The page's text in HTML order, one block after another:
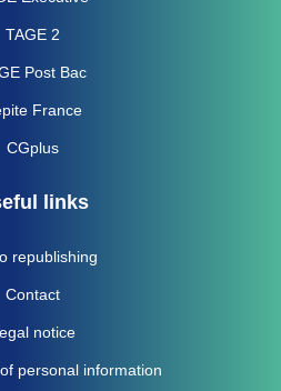
TAGE 2
Post Bac
France
CGplus
links
republishing
Contact
notice
personal information